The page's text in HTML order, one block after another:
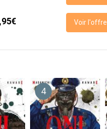
Voir l'offre
4